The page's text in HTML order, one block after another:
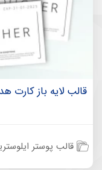
قالب لایه باز کارت
قالب پوستر